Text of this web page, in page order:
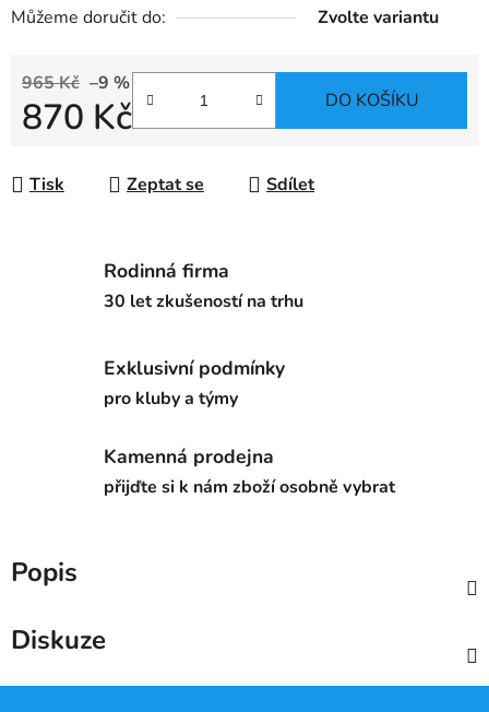
Můžeme doručit do:
Zvolte variantu
965 Kč –9 %
870 Kč DO KOŠÍKU
Tisk Zeptat se Sdílet
Rodinná firma
30 let zkušeností na trhu
Exklusivní podmínky
pro kluby a týmy
Kamenná prodejna
přijďte si k nám zboží osobně vybrat
Popis
Diskuze